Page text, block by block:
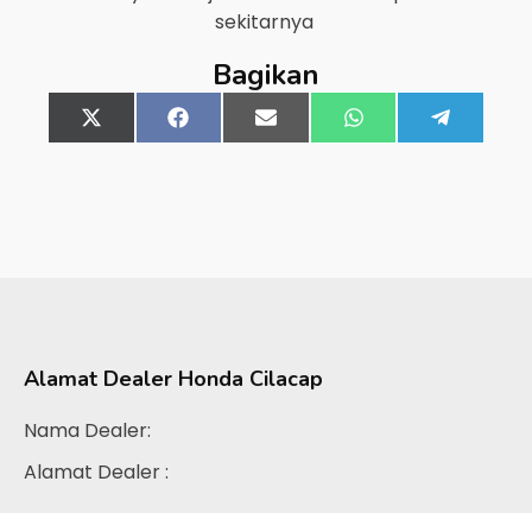
sekitarnya
Bagikan
Share
on
X
(Twitter)
Share
on
FacebookShare
on
Email Share
on
WhatsApp
on
Alamat Dealer Honda Cilacap
Nama Dealer:
Alamat Dealer :